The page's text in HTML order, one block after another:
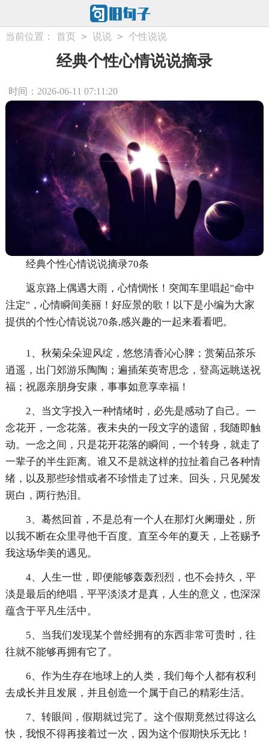
当前位置： 首页 > 说说 > 个性说说
经典个性心情说说摘录
时间：2026-06-11 07:11:20
经典个性心情说说摘录70条
返京路上偶遇大雨，心情惆怅！突闻车里唱起"命中
注定"，心情瞬间美丽！好应景的歌！以下是小编为大家
提供的个性心情说说70条,感兴趣的一起来看看吧。
1、秋菊朵朵迎风绽，悠悠清香沁心脾；赏菊品茶乐
逍遥，出门郊游乐陶陶；遍插茱萸寄思念，登高远眺送祝
福；祝愿亲朋身安康，事事如意享幸福！
2、当文字投入一种情绪时，必先是感动了自己。一
念花开，一念花落。夜未央的一段文字的遗留，我随即触
动。一念之间，只是花开花落的瞬间，一个转身，就走了
一辈子的半生距离。谁又不是就这样的拉扯着自己各种情
绪，以及那些珍惜或者不珍惜走了过来。回头，只见鬓发
斑白，两行热泪。
3、蓦然回首，不是总有一个人在那灯火阑珊处，所
以我不断在众里寻他千百度。直至今年的夏天，上苍赐予
我这场华美的遇见。
4、人生一世，即便能够轰轰烈烈，也不会持久，平
淡是最后的绝唱，平平淡淡才是真，人生的意义，也深深
蕴含于平凡生活中。
5、当我们发现某个曾经拥有的东西非常可贵时，往
往就不能够再拥有它了。
6、作为生存在地球上的人类，我们每个人都有权利
去成长并且发展，并且创造一个属于自己的精彩生活。
7、转眼间，假期就过完了。这个假期竟然过得这么
快，我恨不得再接着过一次，因为这个假期快乐无比！